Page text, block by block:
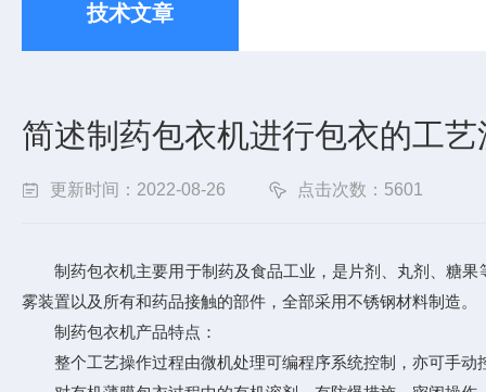
技术文章
简述制药包衣机进行包衣的工艺
更新时间：2022-08-26 点击次数：5601
制药包衣机主要用于制药及食品工业，是片剂、丸剂、糖果
雾装置以及所有和药品接触的部件，全部采用不锈钢材料制造。
制药包衣机产品特点：
整个工艺操作过程由微机处理可编程序系统控制，亦可手动